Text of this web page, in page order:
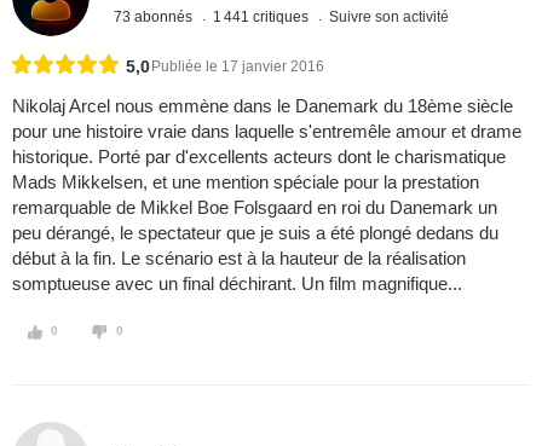
73 abonnés 1 441 critiques Suivre son activité
5,0 Publiée le 17 janvier 2016
Nikolaj Arcel nous emmène dans le Danemark du 18ème siècle
pour une histoire vraie dans laquelle s'entremêle amour et drame
historique. Porté par d'excellents acteurs dont le charismatique
Mads Mikkelsen, et une mention spéciale pour la prestation
remarquable de Mikkel Boe Folsgaard en roi du Danemark un
peu dérangé, le spectateur que je suis a été plongé dedans du
début à la fin. Le scénario est à la hauteur de la réalisation
somptueuse avec un final déchirant. Un film magnifique...
0 0